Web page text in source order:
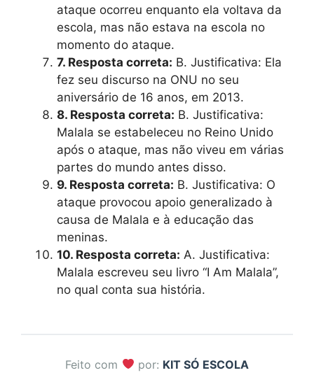
ataque ocorreu enquanto ela voltava da
escola, mas não estava na escola no
momento do ataque.
7. Resposta correta: B. Justificativa: Ela
fez seu discurso na ONU no seu
aniversário de 16 anos, em 2013.
8. Resposta correta: B. Justificativa:
Malala se estabeleceu no Reino Unido
após o ataque, mas não viveu em várias
partes do mundo antes disso.
9. Resposta correta: B. Justificativa: O
ataque provocou apoio generalizado à
causa de Malala e à educação das
meninas.
10. Resposta correta: A. Justificativa:
Malala escreveu seu livro “I Am Malala”,
no qual conta sua história.
Feito com por: KIT SÓ ESCOLA